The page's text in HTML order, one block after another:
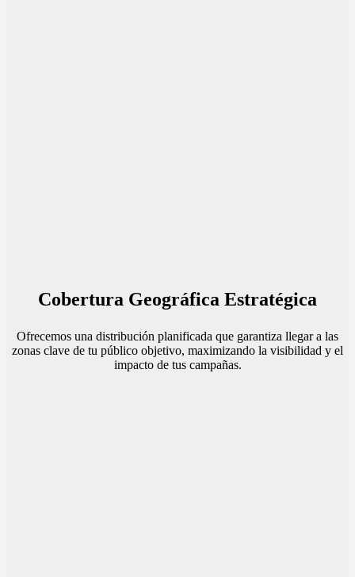
Cobertura Geográfica Estratégica
Ofrecemos una distribución planificada que garantiza llegar a las
zonas clave de tu público objetivo, maximizando la visibilidad y el
impacto de tus campañas.